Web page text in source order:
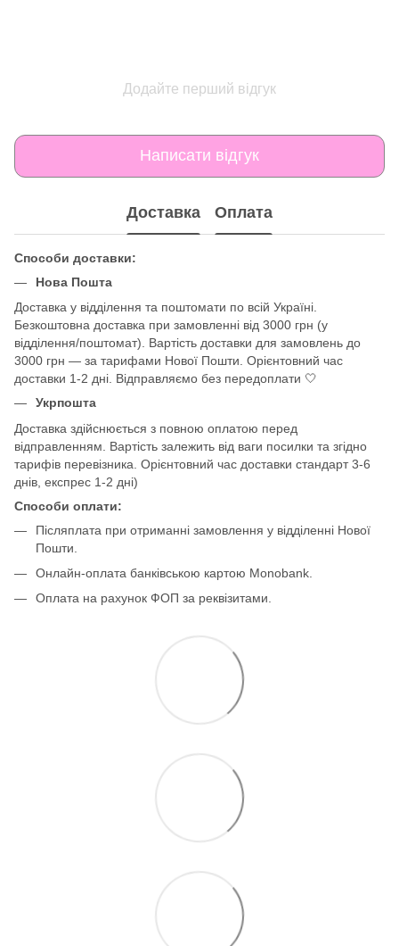
Додайте перший відгук
Написати відгук
Доставка Оплата
Способи доставки:
Нова Пошта
Доставка у відділення та поштомати по всій Україні.
Безкоштовна доставка при замовленні від 3000 грн (у
відділення/поштомат). Вартість доставки для замовлень до
3000 грн — за тарифами Нової Пошти. Орієнтовний час
доставки 1-2 дні. Відправляємо без передоплати 🤍
Укрпошта
Доставка здійснюється з повною оплатою перед
відправленням. Вартість залежить від ваги посилки та згідно
тарифів перевізника. Орієнтовний час доставки стандарт 3-6
днів, експрес 1-2 дні)
Способи оплати:
Післяплата при отриманні замовлення у відділенні Нової
Пошти.
Онлайн-оплата банківською картою Monobank.
Оплата на рахунок ФОП за реквізитами.